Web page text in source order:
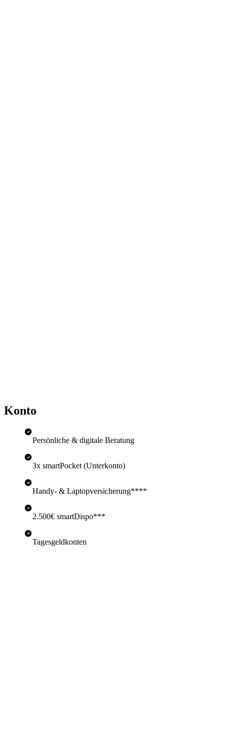
Konto
Persönliche & digitale Beratung
3x smartPocket (Unterkonto)
Handy- & Laptopversicherung****
2.500€ smartDispo***
Tagesgeldkonten